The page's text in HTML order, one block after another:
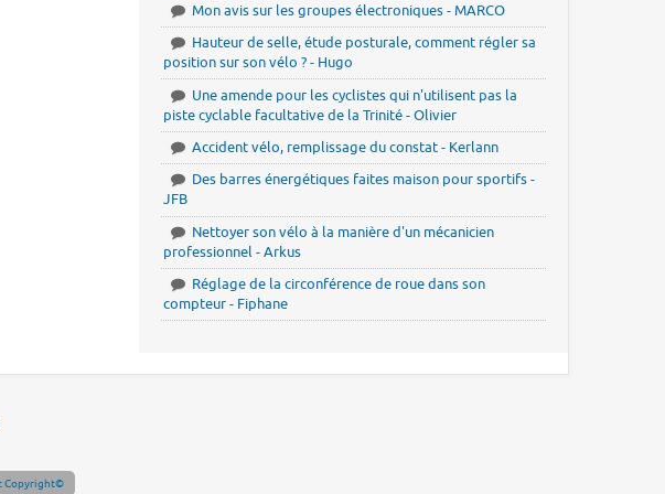
Mon avis sur les groupes électroniques - MARCO
Hauteur de selle, étude posturale, comment régler sa
position sur son vélo ? - Hugo
Une amende pour les cyclistes qui n'utilisent pas la
piste cyclable facultative de la Trinité - Olivier
Accident vélo, remplissage du constat - Kerlann
Des barres énergétiques faites maison pour sportifs -
JFB
Nettoyer son vélo à la manière d'un mécanicien
professionnel - Arkus
Réglage de la circonférence de roue dans son
compteur - Fiphane
Copyright©